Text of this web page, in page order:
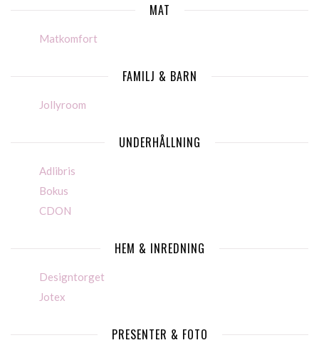
MAT
Matkomfort
FAMILJ & BARN
Jollyroom
UNDERHÅLLNING
Adlibris
Bokus
CDON
HEM & INREDNING
Designtorget
Jotex
PRESENTER & FOTO